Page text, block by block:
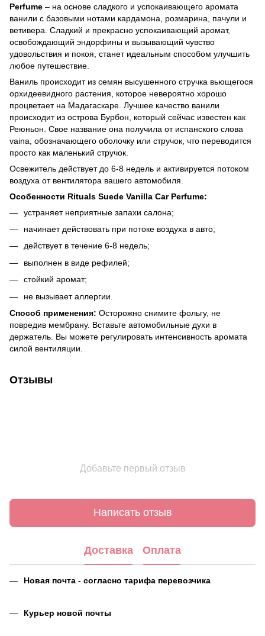
Perfume – на основе сладкого и успокаивающего аромата
ванили с базовыми нотами кардамона, розмарина, пачули и
ветивера. Сладкий и прекрасно успокаивающий аромат,
освобождающий эндорфины и вызывающий чувство
удовольствия и покоя, станет идеальным способом улучшить
любое путешествие.
Ваниль происходит из семян высушенного стручка вьющегося
орхидеевидного растения, которое невероятно хорошо
процветает на Мадагаскаре. Лучшее качество ванили
происходит из острова Бурбон, который сейчас известен как
Реюньон. Свое название она получила от испанского слова
vaina, обозначающего оболочку или стручок, что переводится
просто как маленький стручок.
Освежитель действует до 6-8 недель и активируется потоком
воздуха от вентилятора вашего автомобиля.
Особенности Rituals Suede Vanilla Car Perfume:
устраняет неприятные запахи салона;
начинает действовать при потоке воздуха в авто;
действует в течение 6-8 недель;
выполнен в виде рефилей;
стойкий аромат;
не вызывает аллергии.
Способ применения: Осторожно снимите фольгу, не
повредив мембрану. Вставьте автомобильные духи в
держатель. Вы можете регулировать интенсивность аромата
силой вентиляции.
Отзывы
Добавьте первый отзыв
Написать отзыв
Доставка Оплата
Новая почта - согласно тарифа перевозчика
Курьер новой почты